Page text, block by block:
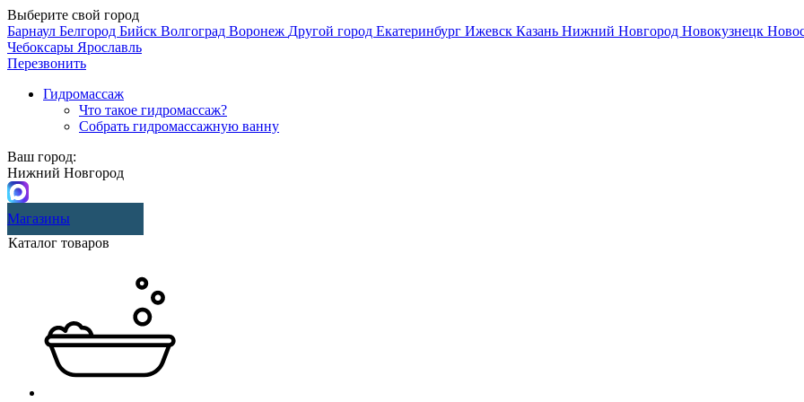
Выберите свой город
Барнаул Белгород Бийск Волгоград Воронеж Другой город Екатеринбург Ижевск Казань Нижний Новгород Новокузнецк
Чебоксары Ярославль
Перезвонить
Гидромассаж
Что такое гидромассаж?
Собрать гидромассажную ванну
Ваш город:
Нижний Новгород
Магазины
Каталог товаров